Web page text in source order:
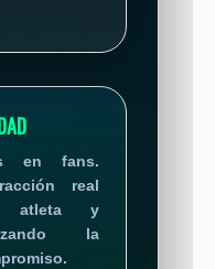
en fans.
real
atleta y
la